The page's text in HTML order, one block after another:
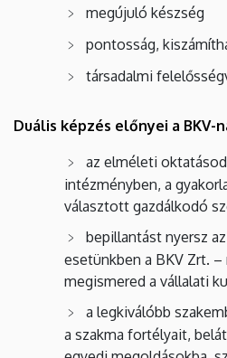
megújuló készség
pontosság,
társadalmi
Duális képzés előnyei a BKV-
az elméleti
intézményben, a
választott gazdálkodó
bepillantást nyersz
esetünkben a BKV Zrt.
megismered a vállalati
a legkiválóbb
a szakma fortélyait,